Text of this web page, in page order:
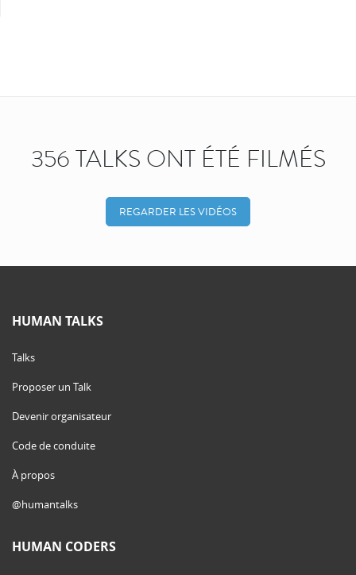
356 TALKS ONT ÉTÉ FILMÉS
REGARDER LES VIDÉOS
HUMAN TALKS
Talks
Proposer un Talk
Devenir organisateur
Code de conduite
À propos
@humantalks
HUMAN CODERS